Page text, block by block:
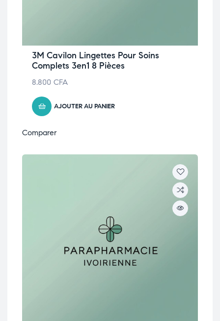
3M Cavilon Lingettes Pour Soins
Complets 3en1 8 Pièces
8.800 CFA
AJOUTER AU PANIER
Comparer